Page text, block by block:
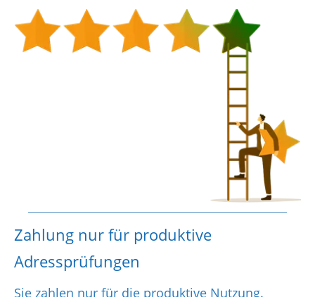
Zahlung nur für produktive
Adressprüfungen
Sie zahlen nur für die produktive Nutzung.